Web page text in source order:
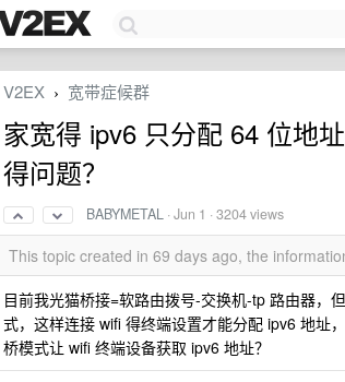
V2EX › 宽带症候群
家宽得 ipv6 只分配 64 位地
得问题？
BABYMETAL ·Jun 1 · 3204 views
This topic created in 69 days ago, the
目前我光猫桥接=软路由拨号-交换机-tp 路由器，
式，这样连接 wifi 得终端设置才能分配 ipv6 地址
桥模式让 wifi 终端设备获取 ipv6 地址？